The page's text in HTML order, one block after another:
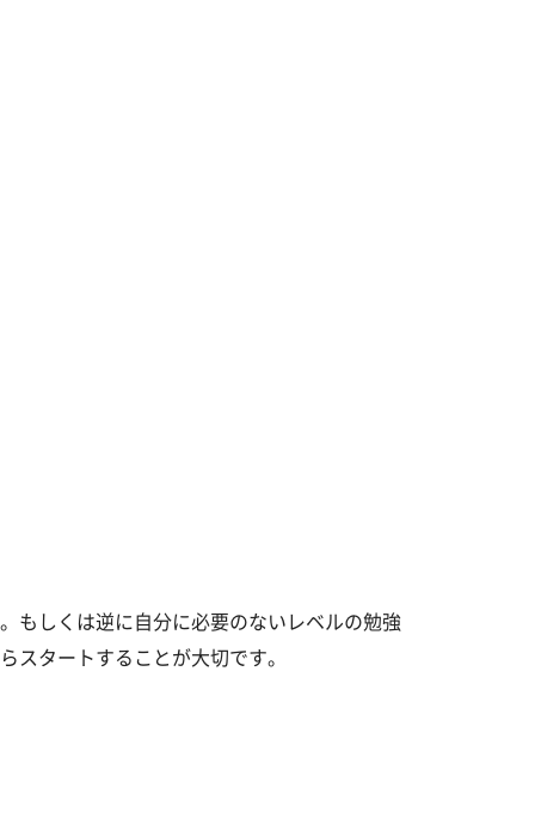
もしくは逆に自分に必要のないレベルの勉強
タートすることが大切です。